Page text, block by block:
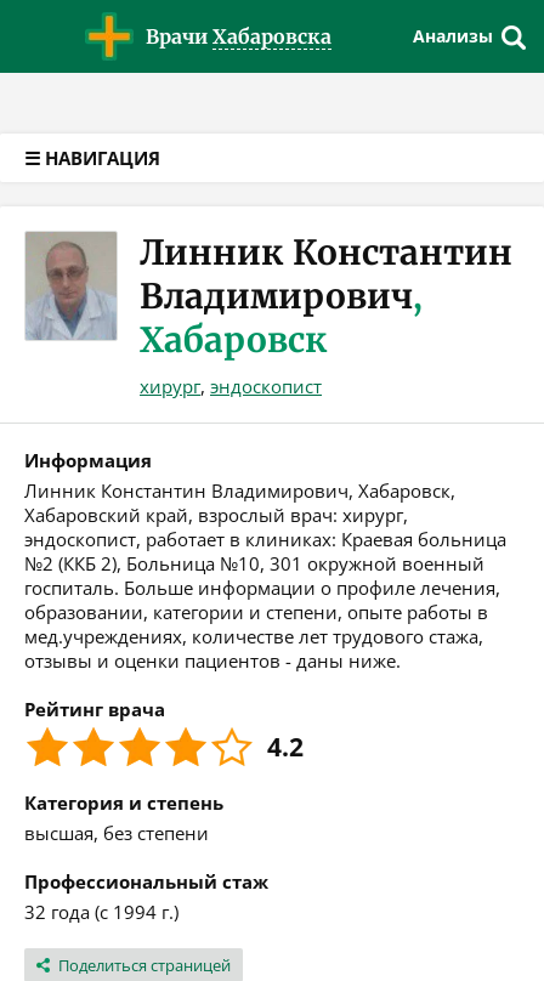
Врачи Хабаровска Анализы
☰ НАВИГАЦИЯ
Линник Константин
Владимирович,
Хабаровск
хирург, эндоскопист
Информация
Линник Константин Владимирович, Хабаровск,
Хабаровский край, взрослый врач: хирург,
эндоскопист, работает в клиниках: Краевая больница
№2 (ККБ 2), Больница №10, 301 окружной военный
госпиталь. Больше информации о профиле лечения,
образовании, категории и степени, опыте работы в
мед.учреждениях, количестве лет трудового стажа,
отзывы и оценки пациентов - даны ниже.
Рейтинг врача
4.2
Категория и степень
высшая, без степени
Профессиональный стаж
32 года (с 1994 г.)
Поделиться страницей